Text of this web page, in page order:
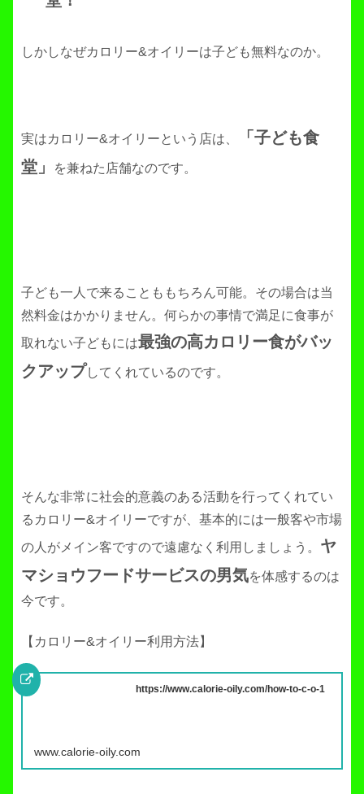
しかしなぜカロリー&オイリーは子ども無料なのか。
実はカロリー&オイリーという店は、
「子ども食
堂」
を兼ねた店舗なのです。
子ども一人で来ることももちろん可能。その場合は当
然料金はかかりません。何らかの事情で満足に食事が
取れない子どもには最強の高カロリー食がバッ
クアップしてくれているのです。
そんな非常に社会的意義のある活動を行ってくれてい
るカロリー&オイリーですが、基本的には一般客や市場
の人がメイン客ですので遠慮なく利用しましょう。 ヤ
マショウフードサービスの男気を体感するのは
今です。
【カロリー&オイリー利用方法】
https://www.calorie-oily.com/how-to-c-o-1
www.calorie-oily.com